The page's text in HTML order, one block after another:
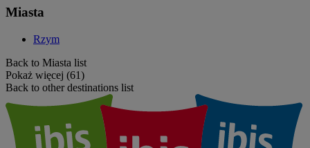
Miasta
Rzym
Back to Miasta list
Pokaż więcej (61)
Back to other destinations list